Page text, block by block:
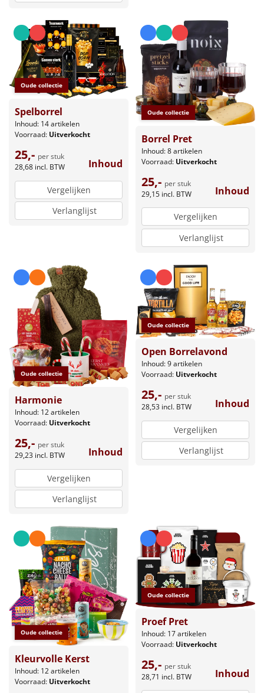
Oude collectie
Spelborrel
Inhoud: 14 artikelen
Voorraad: Uitverkocht
25,- per stuk
28,68 incl. BTW Inhoud
Vergelijken
Verlanglijst
Oude collectie
Borrel Pret
Inhoud: 8 artikelen
Voorraad: Uitverkocht
25,- per stuk
29,15 incl. BTW Inhoud
Vergelijken
Verlanglijst
Oude collectie
Harmonie
Inhoud: 12 artikelen
Voorraad: Uitverkocht
25,- per stuk
29,23 incl. BTW Inhoud
Vergelijken
Verlanglijst
Oude collectie
Open Borrelavond
Inhoud: 9 artikelen
Voorraad: Uitverkocht
25,- per stuk
28,53 incl. BTW Inhoud
Vergelijken
Verlanglijst
Oude collectie
Kleurvolle Kerst
Inhoud: 12 artikelen
Voorraad: Uitverkocht
Oude collectie
Proef Pret
Inhoud: 17 artikelen
Voorraad: Uitverkocht
25,- per stuk
28,71 incl. BTW Inhoud